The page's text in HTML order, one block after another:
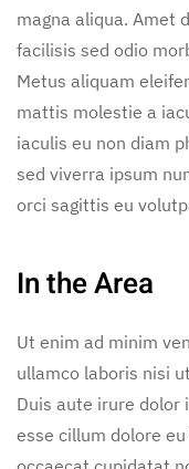
magna aliqua. Amet
facilisis sed odio
Metus aliquam
mattis molestie a
iaculis eu non diam
sed viverra ipsum
orci sagittis eu
In the Area
Ut enim ad minim
ullamco laboris nisi
Duis aute irure
esse cillum dolore